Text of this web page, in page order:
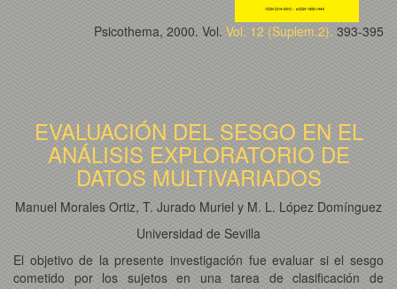
Psicothema, 2000. Vol. Vol. 12 (Suplem.2). 393-395
EVALUACIÓN DEL SESGO EN EL
ANÁLISIS EXPLORATORIO DE
DATOS MULTIVARIADOS
Manuel Morales Ortiz, T. Jurado Muriel y M. L. López Domínguez
Universidad de Sevilla
El objetivo de la presente investigación fue evaluar si el sesgo
cometido por los sujetos en una tarea de clasificación de